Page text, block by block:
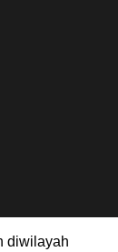
diwilayah